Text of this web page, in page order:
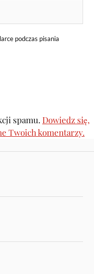
podczas pisania
spamu. Dowiedz się,
Twoich komentarzy.